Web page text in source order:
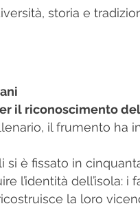
storia e
il riconoscimento
il frumento ha
si è fissato in
l’identità dell’isola:
la loro